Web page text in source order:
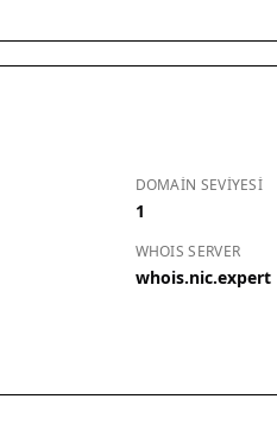
DOMAIN SEVIYESI
1
WHOIS SERVER
whois.nic.expert